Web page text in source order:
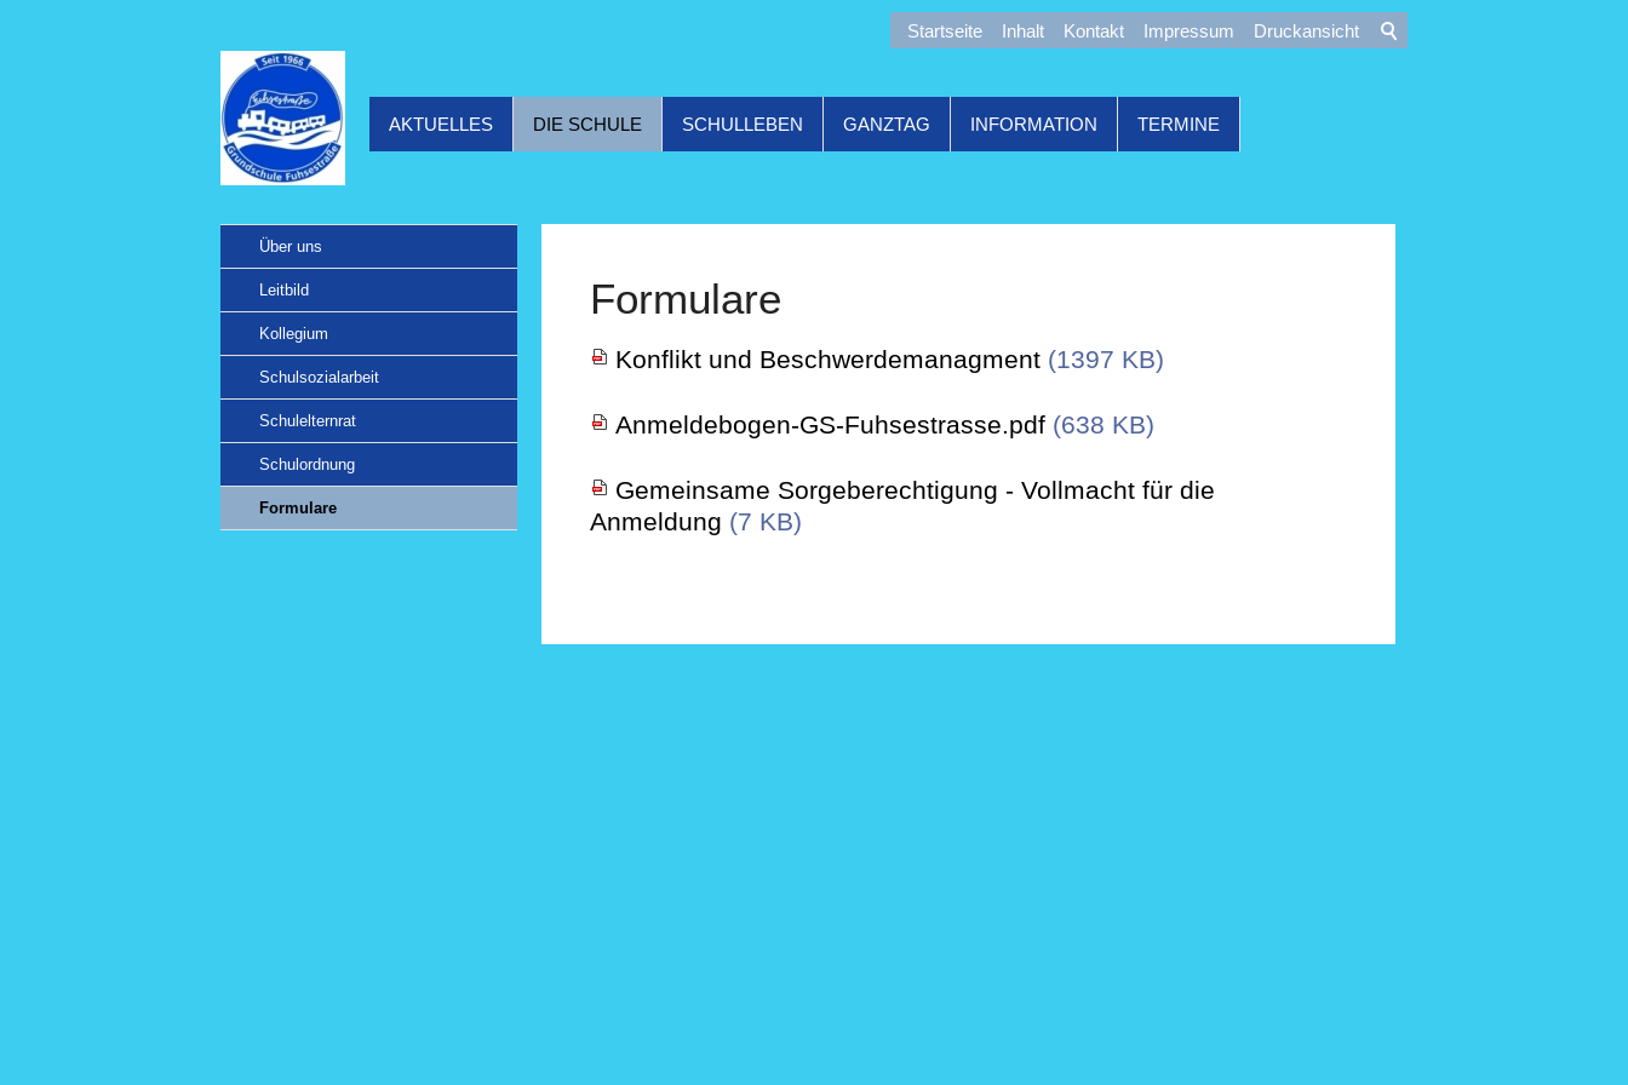
Startseite Inhalt Kontakt Impressum Druckansicht
AKTUELLES DIE SCHULE SCHULLEBEN GANZTAG INFORMATION TERMINE
Über uns
Leitbild
Kollegium
Schulsozialarbeit
Schulelternrat
Schulordnung
Formulare
Formulare
Konflikt und Beschwerdemanagment (1397 KB)
Anmeldebogen-GS-Fuhsestrasse.pdf (638 KB)
Gemeinsame Sorgeberechtigung - Vollmacht für die
Anmeldung (7 KB)